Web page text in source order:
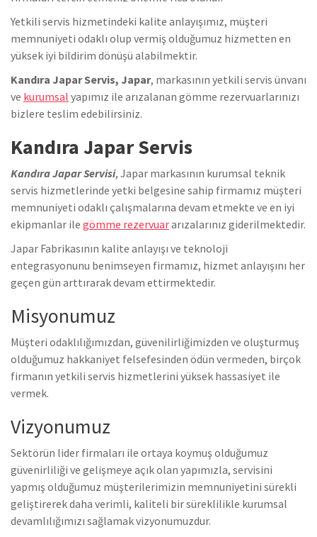
Yetkili servis hizmetindeki kalite anlayışımız, müşteri
memnuniyeti odaklı olup vermiş olduğumuz hizmetten en
yüksek iyi bildirim dönüşü alabilmektir.
Kandıra Japar Servis, Japar, markasının yetkili servis ünvanı
ve kurumsal yapımız ile arızalanan gömme rezervuarlarınızı
bizlere teslim edebilirsiniz.
Kandıra Japar Servis
Kandıra Japar Servisi, Japar markasının kurumsal teknik
servis hizmetlerinde yetki belgesine sahip firmamız müşteri
memnuniyeti odaklı çalışmalarına devam etmekte ve en iyi
ekipmanlar ile gömme rezervuararızalarınız giderilmektedir.
Japar Fabrikasının kalite anlayışı ve teknoloji
entegrasyonunu benimseyen firmamız, hizmet anlayışını her
geçen gün arttırarak devam ettirmektedir.
Misyonumuz
Müşteri odaklılığımızdan, güvenilirliğimizden ve oluşturmuş
olduğumuz hakkaniyet felsefesinden ödün vermeden, birçok
firmanın yetkili servis hizmetlerini yüksek hassasiyet ile
vermek.
Vizyonumuz
Sektörün lider firmaları ile ortaya koymuş olduğumuz
güvenirliliği ve gelişmeye açık olan yapımızla, servisini
yapmış olduğumuz müşterilerimizin memnuniyetini sürekli
geliştirerek daha verimli, kaliteli bir süreklilikle kurumsal
devamlılığımızı sağlamak vizyonumuzdur.